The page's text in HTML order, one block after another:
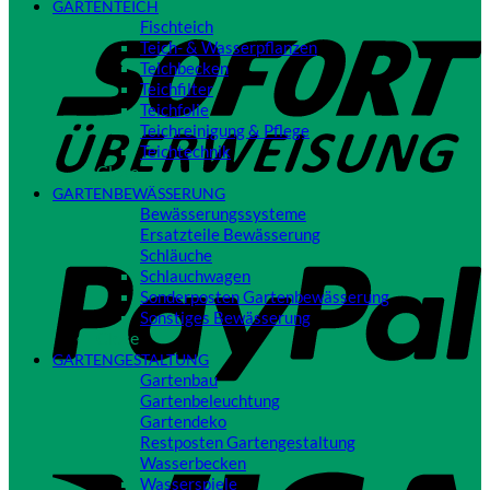
GARTENTEICH
Fischteich
Teich- & Wasserpflanzen
Teichbecken
Teichfilter
Teichfolie
Teichreinigung & Pflege
Teichtechnik
Close
GARTENBEWÄSSERUNG
Bewässerungssysteme
Ersatzteile Bewässerung
Schläuche
Schlauchwagen
Sonderposten Gartenbewässerung
Sonstiges Bewässerung
Close
GARTENGESTALTUNG
Gartenbau
Gartenbeleuchtung
Gartendeko
Restposten Gartengestaltung
Wasserbecken
Wasserspiele